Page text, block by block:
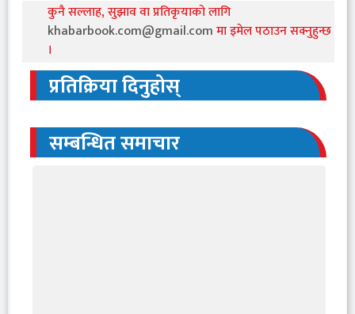
कुनै सल्लाह, सुझाव वा प्रतिकृयाको लागि
khabarbook.com@gmail.comमा इमेल पठाउन सक्नुहुन्छ
।
प्रतिक्रिया दिनुहोस्
सम्बन्धित समाचार